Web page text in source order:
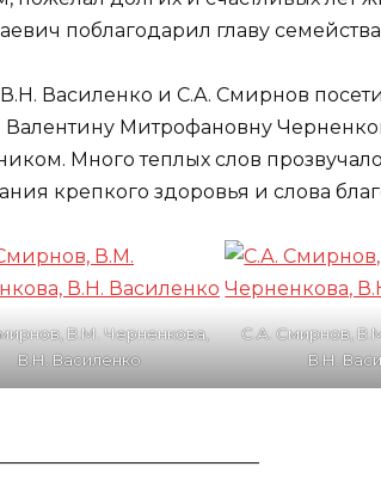
поблагодарил главу
Василенко и С.А. Смирнов
Митрофановну
Много теплых слов
крепкого здоровья и слова
В.М. Черненкова,
В.Н. Василенко
С.А. Смирнов,
В.Н.